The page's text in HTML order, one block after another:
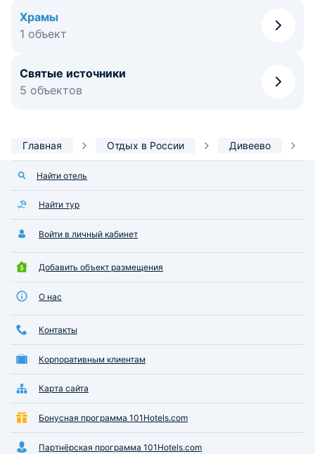
Храмы
1 объект
Святые источники
5 объектов
Главная Отдых в России Дивеево
Найти отель
Найти тур
Войти в личный кабинет
Добавить объект размещения
О нас
Контакты
Корпоративным клиентам
Карта сайта
Бонусная программа 101Hotels.com
Партнёрская программа 101Hotels.com